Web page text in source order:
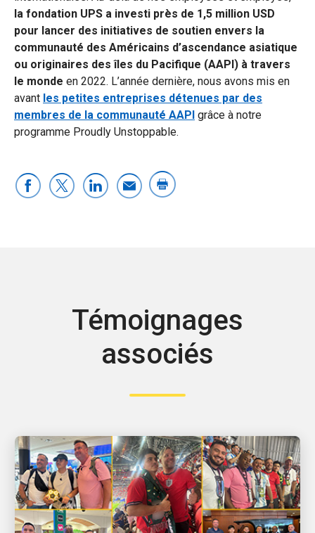
la fondation UPS a investi près de 1,5 million USD
pour lancer des initiatives de soutien envers la
communauté des Américains d’ascendance asiatique
ou originaires des îles du Pacifique (AAPI) à travers
le monde en 2022. L’année dernière, nous avons mis en
avant les petites entreprises détenues par des
membres de la communauté AAPI grâce à notre
programme Proudly Unstoppable.
Témoignages
associés